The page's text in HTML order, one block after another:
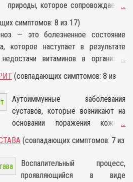
процесса, приводящее к деформации
природы, которое сопровождается
ограничением подвижности
суставов и может привести к их
случаев болезнь встречается у
мужчин, при этом у них пик
заболеваемости увеличивается к
редко – по статистике,
от неё страдают 5–8 женщин из
1000.
...
симптомов: 8 из 17)
— это болезненное состояние
которое наступает в результате
витаминов в организме
Различают весенний и зимний
Ограничений, что касается пола и
группы, в этом случае нет.
...
(совпадающих симптомов: 8 из
Аутоиммунные заболевания
суставов, которые возникают на
основании поражения кожных
покровов, называются
псориатическим артритом.
Заболевание характеризуется
преимущественно хроническим
...
(совпадающих симптомов: 7 из
Воспалительный процесс,
проявляющийся в виде